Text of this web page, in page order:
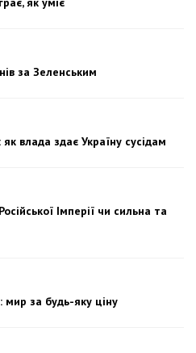
за Зеленським
влада здає Україну сусідам
Імперії чи сильна та
за будь-яку ціну